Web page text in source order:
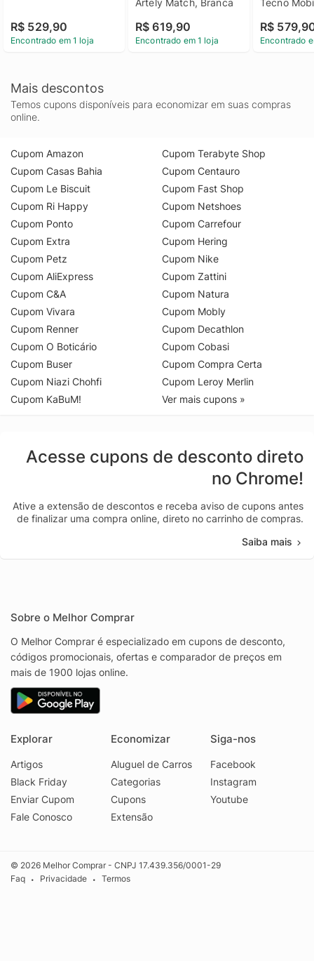
R$ 529,90
Encontrado em 1 loja
R$ 619,90
Encontrado em 1 loja
cm
R$
Encontrado
Mais descontos
Temos cupons disponíveis para economizar em suas compras
online.
Cupom Amazon
Cupom Casas Bahia
Cupom Le Biscuit
Cupom Ri Happy
Cupom Ponto
Cupom Extra
Cupom Petz
Cupom AliExpress
Cupom C&A
Cupom Vivara
Cupom Renner
Cupom O Boticário
Cupom Buser
Cupom Niazi Chohfi
Cupom KaBuM!
Cupom Terabyte Shop
Cupom Centauro
Cupom Fast Shop
Cupom Netshoes
Cupom Carrefour
Cupom Hering
Cupom Nike
Cupom Zattini
Cupom Natura
Cupom Mobly
Cupom Decathlon
Cupom Cobasi
Cupom Compra Certa
Cupom Leroy Merlin
Ver mais cupons »
Acesse cupons de desconto direto
no Chrome!
Ative a extensão de descontos e receba aviso de cupons antes
de finalizar uma compra online, direto no carrinho de compras.
Saiba mais
Sobre o Melhor Comprar
O Melhor Comprar é especializado em cupons de desconto,
códigos promocionais, ofertas e comparador de preços em
mais de 1900 lojas online.
Explorar
Artigos
Black Friday
Enviar Cupom
Fale Conosco
Economizar
Aluguel de Carros
Categorias
Cupons
Extensão
Siga-nos
Facebook
Instagram
Youtube
© 2026 Melhor Comprar - CNPJ 17.439.356/0001-29
Faq
• Privacidade • Termos